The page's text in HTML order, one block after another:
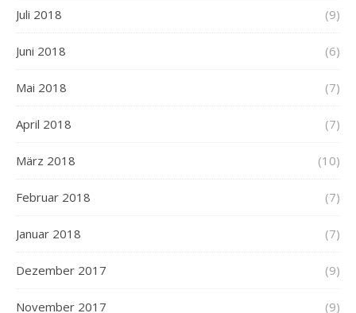
Juli 2018 (9)
Juni 2018 (6)
Mai 2018 (7)
April 2018 (7)
März 2018 (10)
Februar 2018 (7)
Januar 2018 (7)
Dezember 2017 (9)
November 2017 (9)